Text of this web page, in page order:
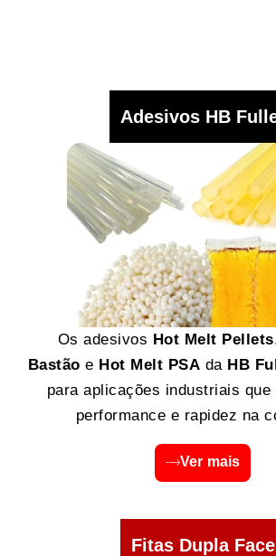
Adesivos HB
Os adesivos Hot Melt Pellets
Bastão e Hot Melt PSA da HB
para aplicações industriais que
performance e rapidez na
Ver mais
Fitas Dupla Face